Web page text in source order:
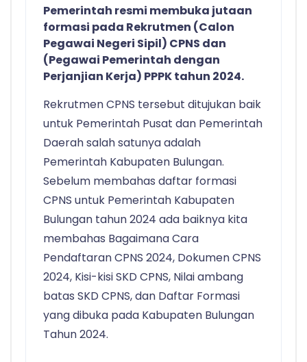
Pemerintah resmi membuka jutaan
formasi pada Rekrutmen (Calon
Pegawai Negeri Sipil) CPNS dan
(Pegawai Pemerintah dengan
Perjanjian Kerja) PPPK tahun 2024.
Rekrutmen CPNS tersebut ditujukan baik
untuk Pemerintah Pusat dan Pemerintah
Daerah salah satunya adalah
Pemerintah Kabupaten Bulungan.
Sebelum membahas daftar formasi
CPNS untuk Pemerintah Kabupaten
Bulungan tahun 2024 ada baiknya kita
membahas Bagaimana Cara
Pendaftaran CPNS 2024, Dokumen CPNS
2024, Kisi-kisi SKD CPNS, Nilai ambang
batas SKD CPNS, dan Daftar Formasi
yang dibuka pada Kabupaten Bulungan
Tahun 2024.